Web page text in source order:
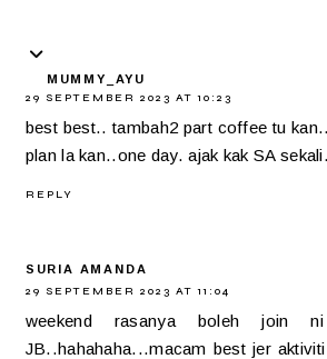
MUMMY_AYU
29 SEPTEMBER 2023 AT 10:23
best best.. tambah2 part coffee tu
plan la kan..one day. ajak kak SA
REPLY
SURIA AMANDA
29 SEPTEMBER 2023 AT 11:04
weekend rasanya boleh join
JB..hahahaha...macam best jer